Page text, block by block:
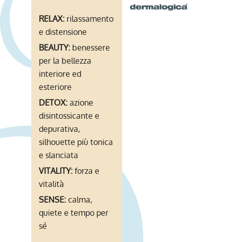
RELAX: rilassamento
e distensione
BEAUTY: benessere
per la bellezza
interiore ed
esteriore
DETOX: azione
disintossicante e
depurativa,
silhouette più tonica
e slanciata
VITALITY: forza e
vitalità
SENSE: calma,
quiete e tempo per
sé